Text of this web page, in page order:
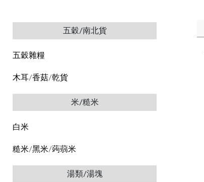
五穀/南北貨
五穀雜糧
木耳/香菇/乾貨
米/糙米
白米
糙米/黑米/蒟蒻米
湯類/湯塊